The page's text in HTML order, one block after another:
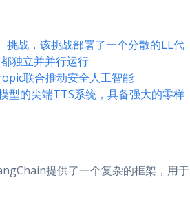
挑战，该挑战部署了一个分散的LL代
独立并并行运行
联合推动安全人工智能
型的尖端TTS系统，具备强大的零样
提供了一个复杂的框架，用于